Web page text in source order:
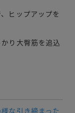
ヒップアップを
り大臀筋を追込
な引き締まった